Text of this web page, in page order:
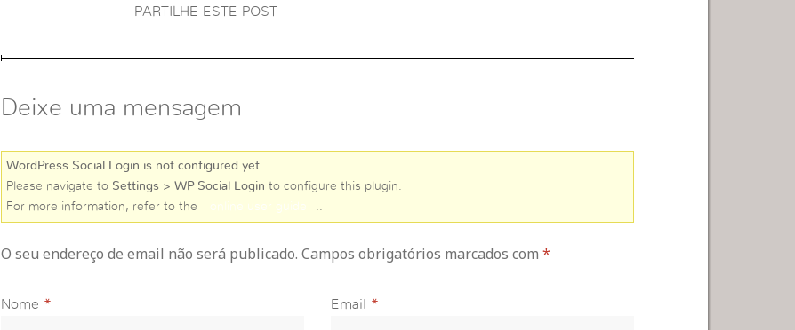
PARTILHE ESTE POST
Deixe uma mensagem
WordPress Social Login is not configured yet.
Please navigate to Settings > WP Social Login to configure this plugin.
For more information, refer to the
online user guide
O seu endereço de email não será publicado. Campos obrigatórios marcados com *
Nome * Email *